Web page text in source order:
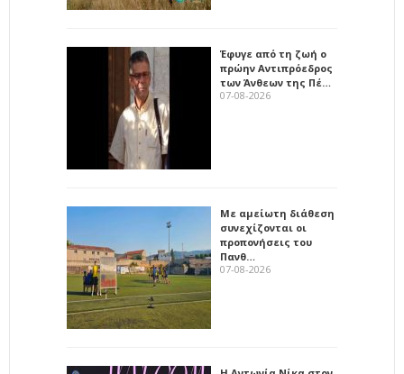
Έφυγε από τη ζωή ο
πρώην Αντιπρόεδρος
των Άνθεων της Πέ…
07-08-2026
Με αμείωτη διάθεση
συνεχίζονται οι
προπονήσεις του
Πανθ…
07-08-2026